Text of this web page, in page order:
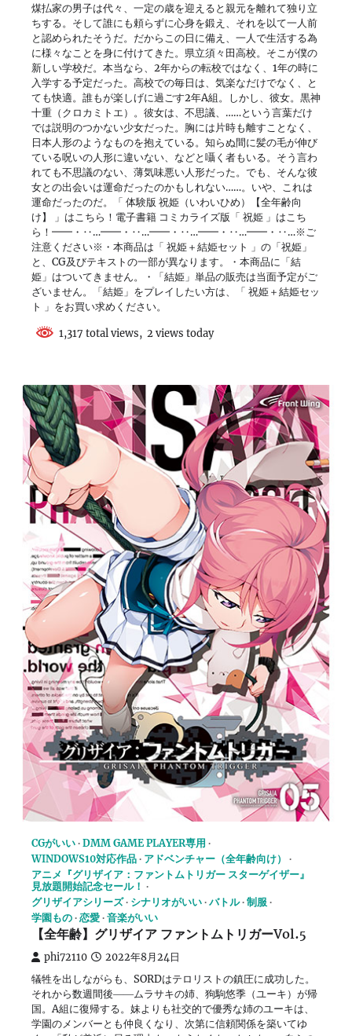
煤払家の男子は代々、一定の歳を迎えると親元を離れて独り立
ちする。そして誰にも頼らずに心身を鍛え、それを以て一人前
と認められたそうだ。だからこの日に備え、一人で生活する為
に様々なことを身に付けてきた。県立須々田高校。そこが僕の
新しい学校だ。本当なら、2年からの転校ではなく、1年の時に
入学する予定だった。高校での毎日は、気楽なだけでなく、と
ても快適。誰もが楽しげに過ごす2年A組。しかし、彼女。黒神
十重（クロカミトエ）。彼女は、不思議、……という言葉だけ
では説明のつかない少女だった。胸には片時も離すことなく、
日本人形のようなものを抱えている。知らぬ間に髪の毛が伸び
ている呪いの人形に違いない、などと囁く者もいる。そう言わ
れても不思議のない、薄気味悪い人形だった。でも、そんな彼
女との出会いは運命だったのかもしれない……。いや、これは
運命だったのだ。「 体験版 祝姫（いわいひめ）【全年齢向
け】 」はこちら！電子書籍 コミカライズ版「 祝姫 」はこち
ら！━━・‥…━━・‥…━━・‥…━━・‥…━━・‥…※ご
注意ください※・本商品は「 祝姫＋結姫セット 」の「祝姫」
と、CG及びテキストの一部が異なります。・本商品に「結
姫」はついてきません。・「結姫」単品の販売は当面予定がご
ざいません。「結姫」をプレイしたい方は、「 祝姫＋結姫セッ
ト 」をお買い求めください。
1,317 total views, 2 views today
CGがいい DMM GAME PLAYER専用
WINDOWS10対応作品
アドベンチャー（全年齢向け）
アニメ『グリザイア：ファントムトリガー スターゲイザー』
見放題開始記念セール！
グリザイアシリーズ
シナリオがいい バトル 制服
学園もの 恋愛 音楽がいい
【全年齢】グリザイア ファントムトリガーVol.5
phi72110 2022年8月24日
犠牲を出しながらも、SORDはテロリストの鎮圧に成功した。
それから数週間後――ムラサキの姉、狗駒悠季（ユーキ）が帰
国。A組に復帰する。妹よりも社交的で優秀な姉のユーキは、
学園のメンバーとも仲良くなり、次第に信頼関係を築いてゆ